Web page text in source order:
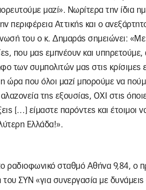
μαζί». Νωρίτερα την ίδια
περιφέρεια Αττικής και ο
του ο κ. Δημαράς σημειώνει:
που μας εμπνέουν και
των συμπολιτών μας στις κρίσιμες
ώρα που όλοι μαζί μπορούμε να
της εξουσίας, ΟΧΙ στις
[…] είμαστε παρόντες και έτοιμοι
Ελλάδα!».
ραδιοφωνικό σταθμό Αθήνα 9,84, ο
του ΣΥΝ «για συνεργασία με